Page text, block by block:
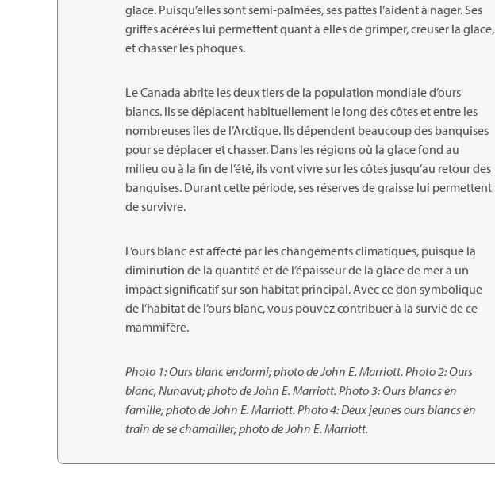
glace. Puisqu’elles sont semi-palmées, ses pattes l’aident à nager. Ses
griffes acérées lui permettent quant à elles de grimper, creuser la glace,
et chasser les phoques.
Le Canada abrite les deux tiers de la population mondiale d’ours
blancs. Ils se déplacent habituellement le long des côtes et entre les
nombreuses îles de l’Arctique. Ils dépendent beaucoup des banquises
pour se déplacer et chasser. Dans les régions où la glace fond au
milieu ou à la fin de l’été, ils vont vivre sur les côtes jusqu’au retour des
banquises. Durant cette période, ses réserves de graisse lui permettent
de survivre.
L’ours blanc est affecté par les changements climatiques, puisque la
diminution de la quantité et de l’épaisseur de la glace de mer a un
impact significatif sur son habitat principal. Avec ce don symbolique
de l’habitat de l’ours blanc, vous pouvez contribuer à la survie de ce
mammifère.
Photo 1: Ours blanc endormi; photo de John E. Marriott. Photo 2: Ours
blanc, Nunavut; photo de John E. Marriott. Photo 3: Ours blancs en
famille; photo de John E. Marriott. Photo 4: Deux jeunes ours blancs en
train de se chamailler; photo de John E. Marriott.